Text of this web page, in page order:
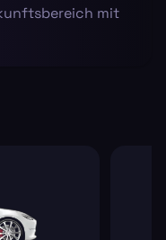
mit